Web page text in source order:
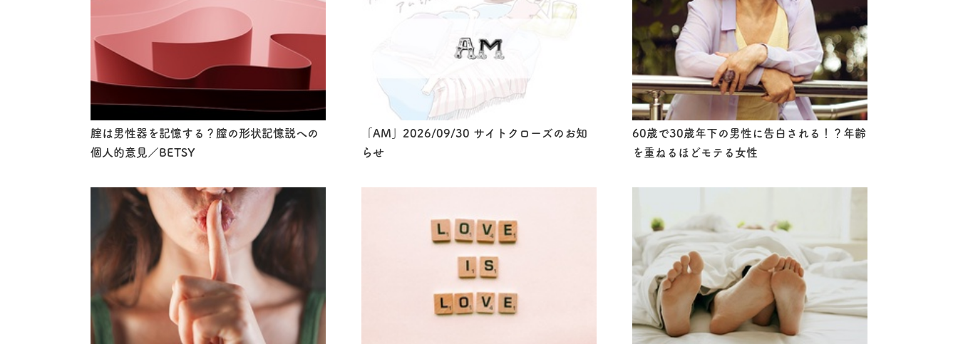
腟は男性器を記憶する？膣の形状記憶説への
個人的意見／BETSY
「AM」2026/09/30 サイトクローズのお知
らせ
60歳で30歳年下の男性に告白される！？年齢
を重ねるほどモテる女性